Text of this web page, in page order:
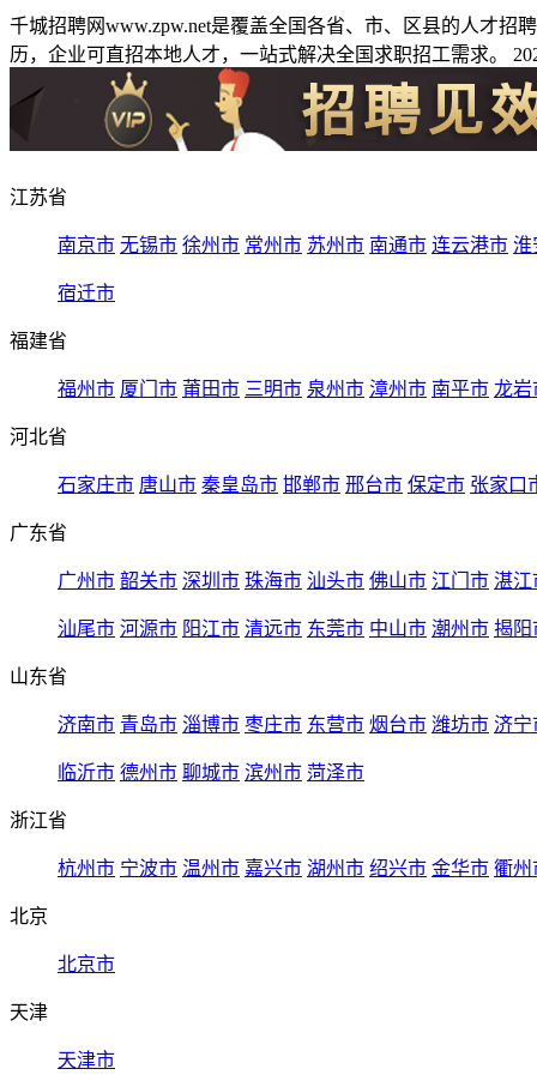
千城招聘网www.zpw.net是覆盖全国各省、市、区县的人才
历，企业可直招本地人才，一站式解决全国求职招工需求。
江苏省
南京市 无锡市 徐州市 常州市 苏州市 南通市 连云港市 淮
宿迁市
福建省
福州市 厦门市 莆田市 三明市 泉州市 漳州市 南平市 龙岩
河北省
石家庄市 唐山市 秦皇岛市 邯郸市 邢台市 保定市 张家口
广东省
广州市 韶关市 深圳市 珠海市 汕头市 佛山市 江门市 湛江
汕尾市 河源市 阳江市 清远市 东莞市 中山市 潮州市 揭阳
山东省
济南市 青岛市 淄博市 枣庄市 东营市 烟台市 潍坊市 济宁
临沂市 德州市 聊城市 滨州市 菏泽市
浙江省
杭州市 宁波市 温州市 嘉兴市 湖州市 绍兴市 金华市 衢州
北京
北京市
天津
天津市